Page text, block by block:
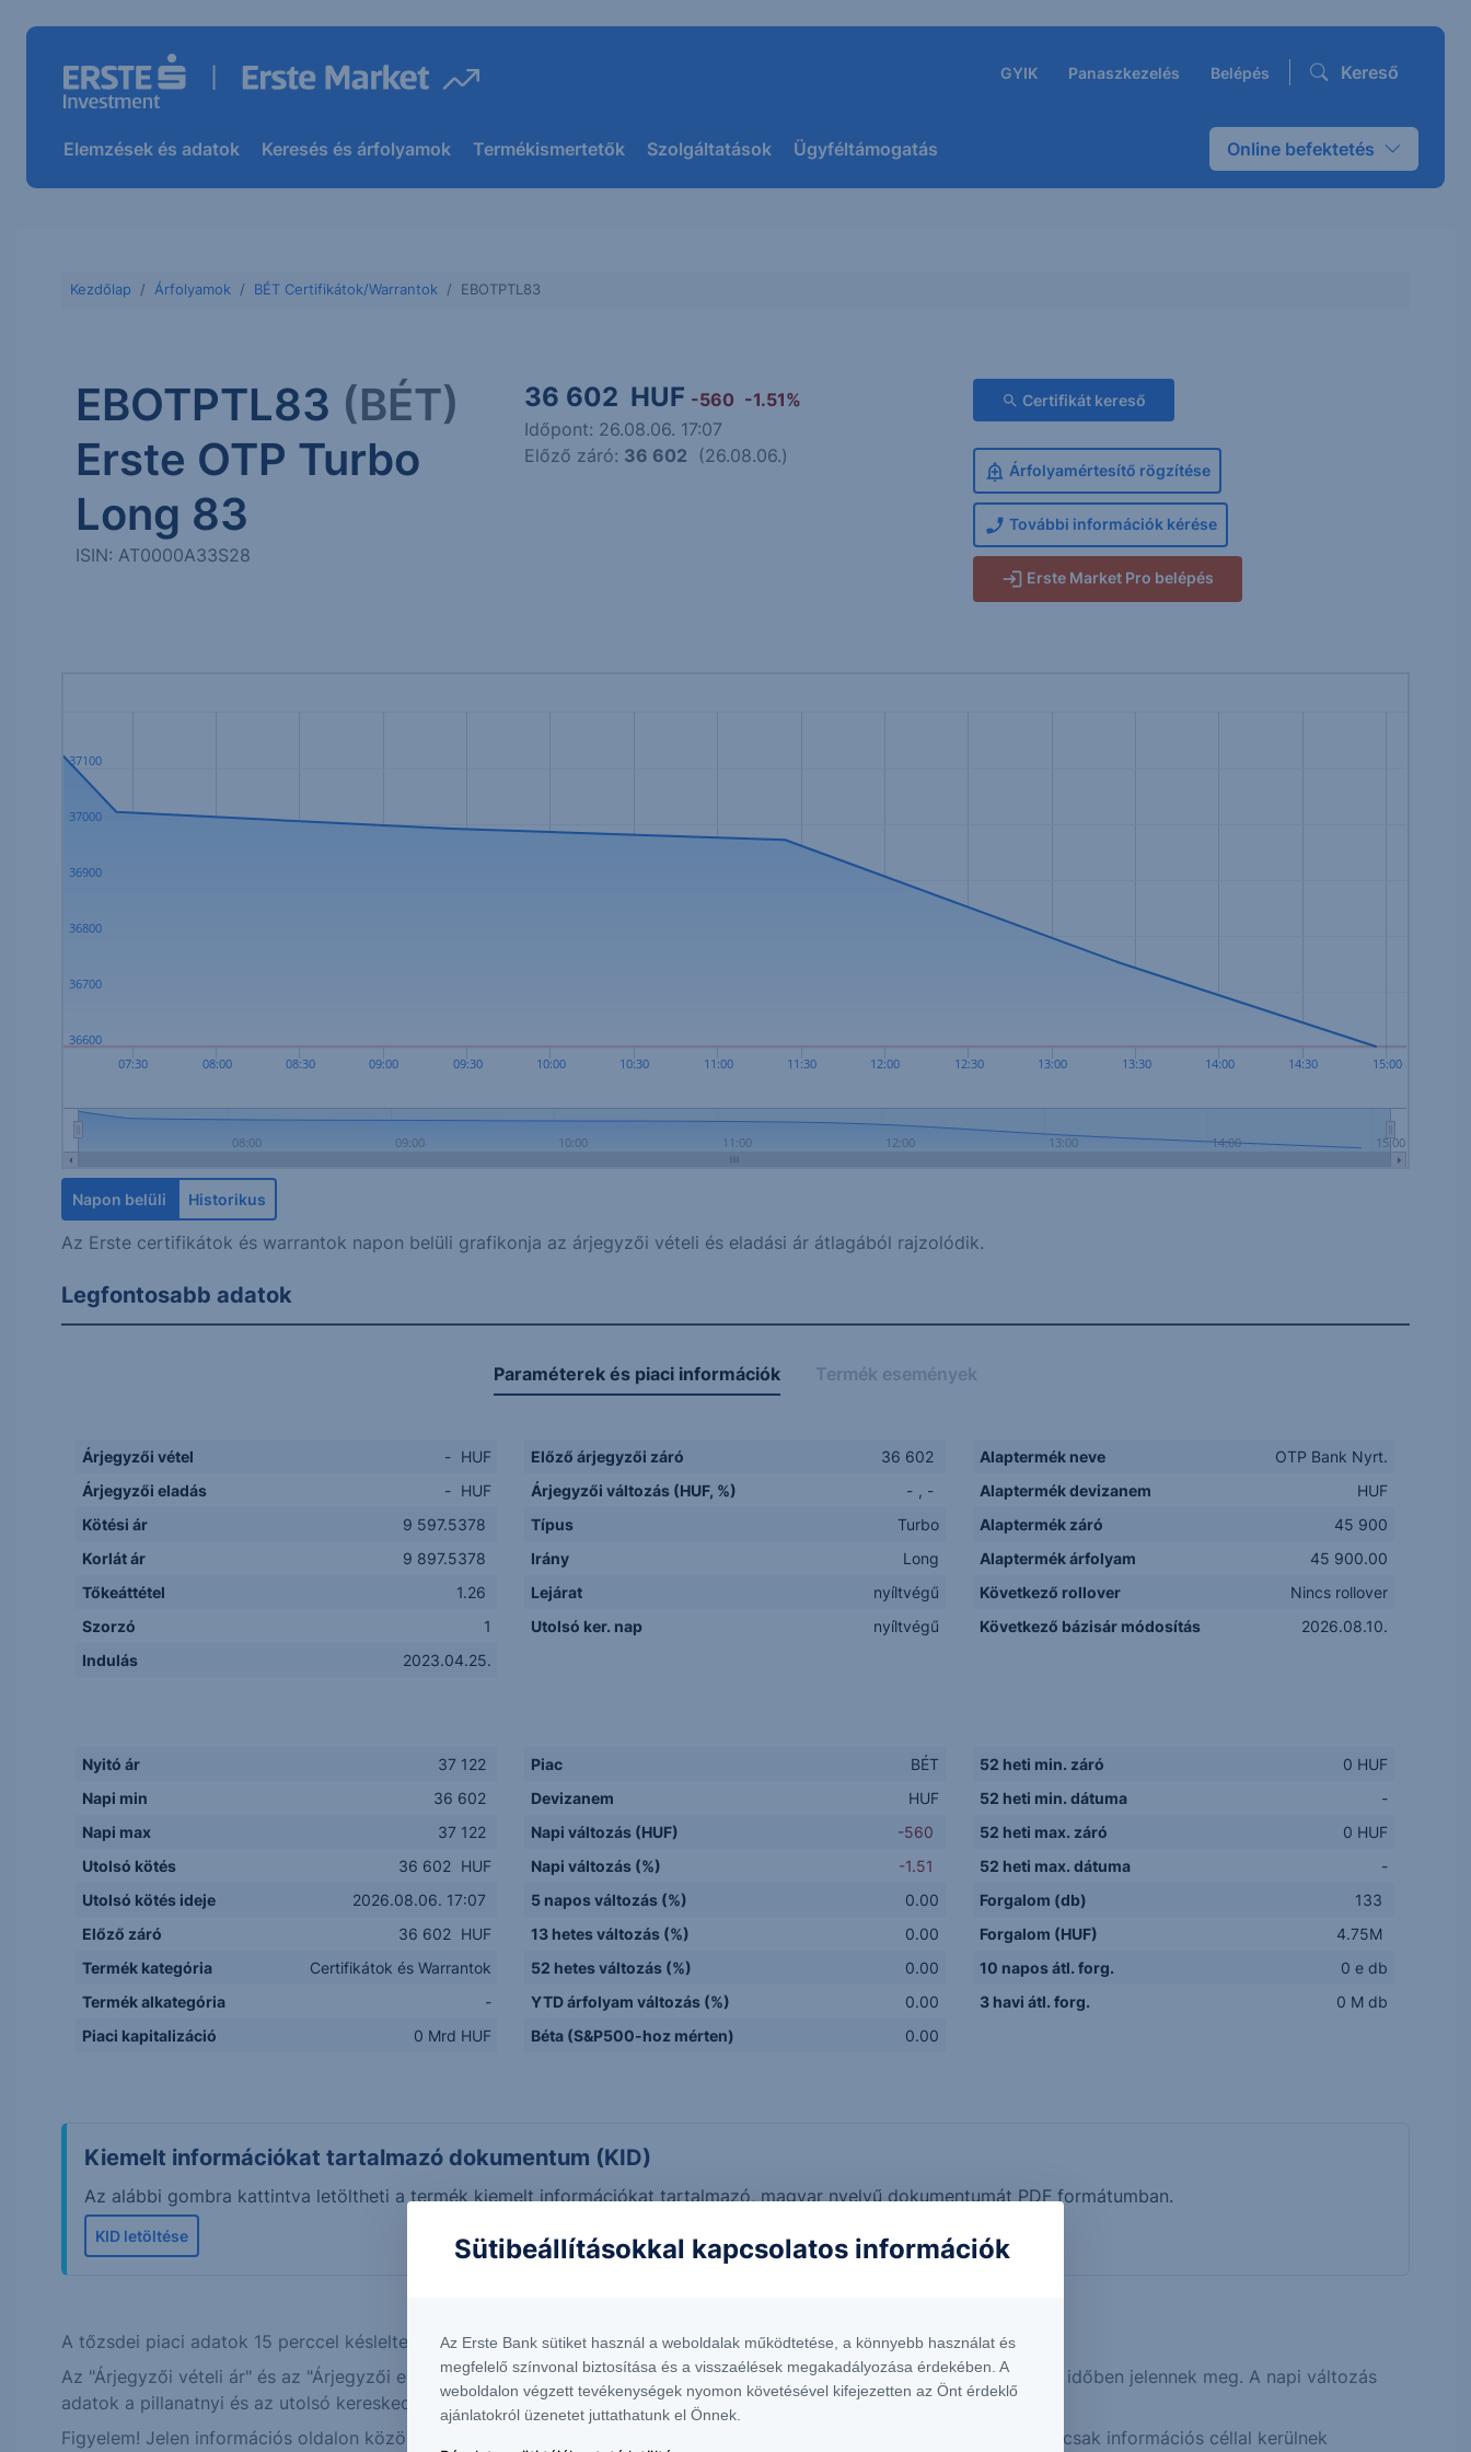
GYIK Panaszkezelés Belépés Kereső
Elemzések és adatok Keresés és árfolyamok Termékismertetők Szolgáltatások Ügyféltámogatás Online befektetés
Kezdőlap Árfolyamok BÉT Certifikátok/Warrantok EBOTPTL83
EBOTPTL83 (BÉT)
Erste OTP Turbo
Long 83
ISIN: AT0000A33S28
36 602 HUF -560 -1.51%
Időpont: 26.08.06. 17:07
Előző záró: 36 602 (26.08.06.)
Certifikát kereső
Árfolyamértesítő rögzítése
További információk kérése
Erste Market Pro belépés
07:30 08:00 08:30 09:00 09:30 10:00 10:30 11:00 11:30 12:00 12:30 13:00 13:30 14:00 14:30 15:00
08:00 09:00 10:00 11:00 12:00 13:00 14:00 15:00
36600
36700
36800
36900
37000
37100
Napon belüli Historikus
Az Erste certifikátok és warrantok napon belüli grafikonja az árjegyzői vételi és eladási ár átlagából rajzolódik.
Legfontosabb adatok
Paraméterek és piaci információk Termék események
Árjegyzői vétel -
HUF
Árjegyzői eladás
-
HUF
Kötési ár
9 597.5378
Korlát ár
9 897.5378
Tőkeáttétel
1.26
Szorzó
1
Indulás
2023.04.25.
Előző árjegyzői záró
36 602
Árjegyzői változás (HUF, %)
- , -
Típus
Turbo
Irány
Long
Lejárat
nyíltvégű
Utolsó ker. nap
nyíltvégű
Alaptermék neve
OTP Bank Nyrt.
Alaptermék devizanem
HUF
Alaptermék záró
45 900
Alaptermék árfolyam
45 900.00
Következő rollover
Nincs rollover
Következő bázisár módosítás
2026.08.10.
Nyitó ár
37 122
Napi min
36 602
Napi max
37 122
Utolsó kötés
36 602
HUF
Utolsó kötés ideje
2026.08.06. 17:07
Előző záró
36 602
HUF
Termék kategória
Certifikátok és Warrantok
Termék alkategória
-
Piaci kapitalizáció
0 Mrd HUF
Piac
BÉT
Devizanem
HUF
Napi változás (HUF)
-560
Napi változás (%)
-1.51
5 napos változás (%)
0.00
13 hetes változás (%)
0.00
52 hetes változás (%)
0.00
YTD árfolyam változás (%)
0.00
Béta (S&P500-hoz mérten)
0.00
52 heti min. záró
0 HUF
52 heti min. dátuma
-
52 heti max. záró
0 HUF
52 heti max. dátuma
-
Forgalom (db)
133
Forgalom (HUF)
4.75M
10 napos átl. forg.
0 e db
3 havi átl. forg.
0 M db
Kiemelt információkat tartalmazó dokumentum (KID)
Az alábbi gombra kattintva letöltheti a termék kiemelt információkat tartalmazó, magyar nyelvű dokumentumát PDF formátumban.
KID letöltése
A tőzsdei piaci adatok 15 perccel késleltetett értékeket mutatnak. Adatok forrása: Refinitiv, Erste Befektetési Zrt.
Az "Árjegyzői vételi ár" és az "Árjegyzői eladási ár" értékek megfelelnek a legjobb árjegyzői ajánlatoknak, és közel valós időben jelennek meg. A napi változás
adatok a pillanatnyi és az utolsó kereskedési nap utolsó árjegyzői vételi árának különbségét mutatják.
Figyelem! Jelen információs oldalon közölt alaptermék árfolyamok és az ebből számított tőkeáttétel nem valós idejűek, csak információs céllal kerülnek
Sütibeállításokkal kapcsolatos információk
Az Erste Bank sütiket használ a weboldalak működtetése, a könnyebb használat és
megfelelő színvonal biztosítása és a visszaélések megakadályozása érdekében. A
weboldalon végzett tevékenységek nyomon követésével kifejezetten az Önt érdeklő
ajánlatokról üzenetet juttathatunk el Önnek.